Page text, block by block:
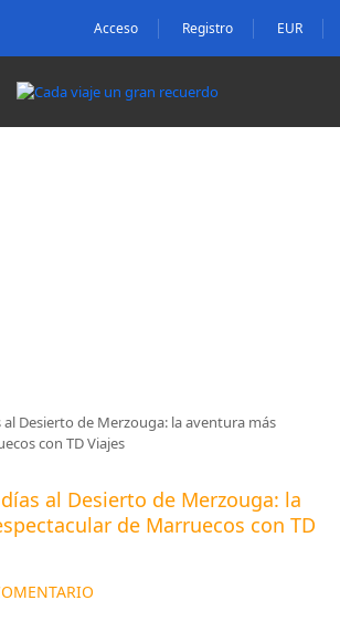
Acceso Registro EUR
al Desierto de Merzouga: la
de Marruecos con TD